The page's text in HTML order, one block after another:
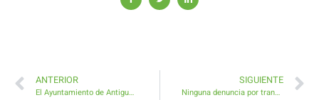
ANTERIOR
El Ayuntamiento de Antigua flexibiliza con medidas excepcionales el cobro de Tributos Municipales
SIGUIENTE
Ninguna denuncia por transgredir el confinamiento en el Municipio de Antigua